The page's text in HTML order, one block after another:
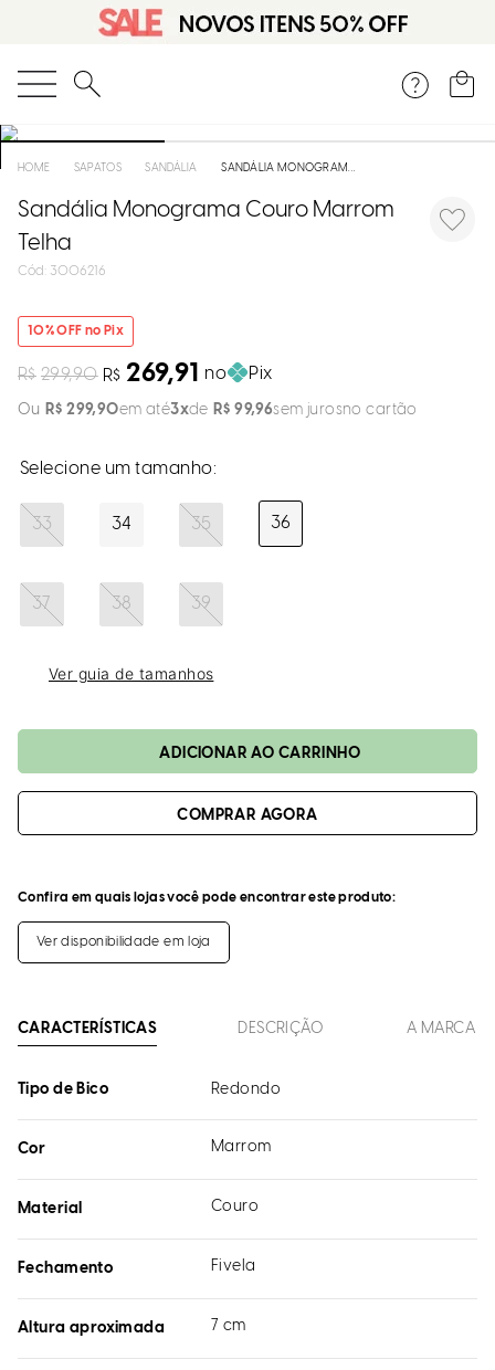
O que você está procurando?
SAPATOS SANDÁLIA SANDÁLIA MONOGRAMA COURO MARROM TELHA
Sandália Monograma Couro Marrom
Telha
: 3006216
10% OFF no Pix
R$ 299,90 R$ 269,91 no Pix
R$ 299,90em até3 R$ 99,96sem juros
33 34 35 36
37 38 39
Ver guia de tamanhos
ADICIONAR AO CARRINHO
Confira em quais lojas você pode encontrar este produto:
Ver disponibilidade em loja
CARACTERÍSTICAS DESCRIÇÃO A MARCA
Tipo de Bico Redondo
Cor Marrom
Material Couro
Fechamento Fivela
Altura aproximada 7 cm